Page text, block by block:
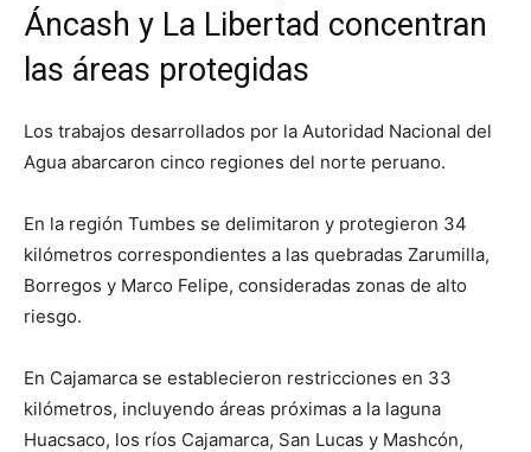
Áncash y La Libertad concentran
las áreas protegidas
Los trabajos desarrollados por la Autoridad Nacional del
Agua abarcaron cinco regiones del norte peruano.
En la región Tumbes se delimitaron y protegieron 34
kilómetros correspondientes a las quebradas Zarumilla,
Borregos y Marco Felipe, consideradas zonas de alto
riesgo.
En Cajamarca se establecieron restricciones en 33
kilómetros, incluyendo áreas próximas a la laguna
Huacsaco, los ríos Cajamarca, San Lucas y Mashcón,